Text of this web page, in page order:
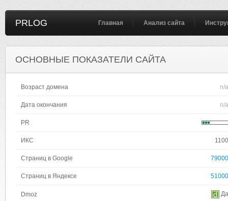
PRLOG Главная Анализ сайта
ОСНОВНЫЕ ПОКАЗАТЕЛИ САЙТА
Возраст домена n/a
Дата окончания n/a
PR
ИКС 1100
Страниц в Google 79000
Страниц в Яндексе 51000
Dmoz Да